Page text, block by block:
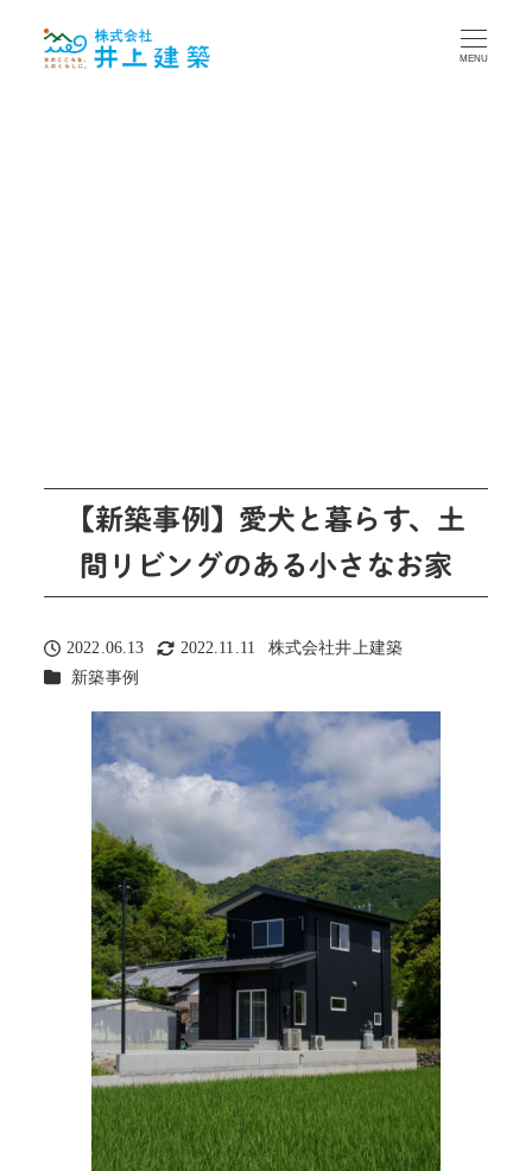
MENU
【新築事例】愛犬と暮らす、土
間リビングのある小さなお家
投稿日
2022.06.13
更新日
2022.11.11
著
株式会社井上建築
カテゴリー
新築事例